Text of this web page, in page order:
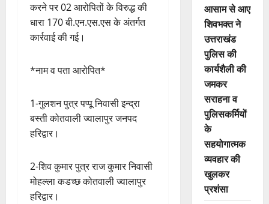
करने पर 02 आरोपितों के विरुद्ध की
धारा 170 बी.एन.एस.एस के अंतर्गत
कार्रवाई की गई।
*नाम व पता आरोपित*
1-गुलशन पुत्र पप्पू निवासी इन्द्रा
बस्ती कोतवाली ज्वालापुर जनपद
हरिद्वार।
2-शिव कुमार पुत्र राज कुमार निवासी
मोहल्ला कडच्छ कोतवाली ज्वालापुर
हरिद्वार।
आसाम से आए
शिवभक्त ने
उत्तराखंड
पुलिस की
कार्यशैली की
जमकर
सराहना व
पुलिसकर्मियों
के
सहयोगात्मक
व्यवहार की
खुलकर
प्रशंसा